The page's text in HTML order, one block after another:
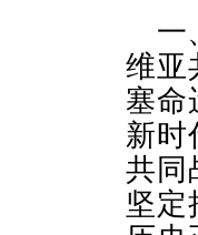
一
维亚
塞命
新时
共同
坚定